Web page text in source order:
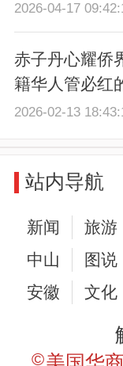
2026-04-17
赤子丹心耀
籍华人管必红
2026-02-13
站内导航
新闻 旅游
中山
图说
安徽
文化
©